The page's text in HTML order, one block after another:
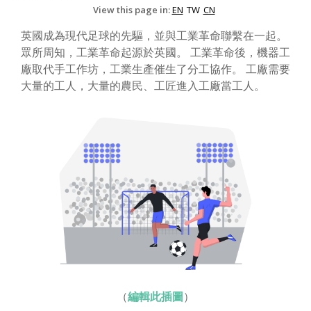
View this page in:EN TW CN
英國成為現代足球的先驅，並與工業革命聯繫在一起。
眾所周知，工業革命起源於英國。 工業革命後，機器工
廠取代手工作坊，工業生產催生了分工協作。 工廠需要
大量的工人，大量的農民、工匠進入工廠當工人。
（編輯此插圖）